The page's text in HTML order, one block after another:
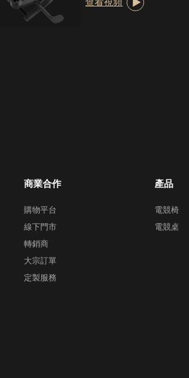
商業合作
購物平台
線下門市
轉銷商
大宗訂單
定製服務
產品
電競椅
電競桌